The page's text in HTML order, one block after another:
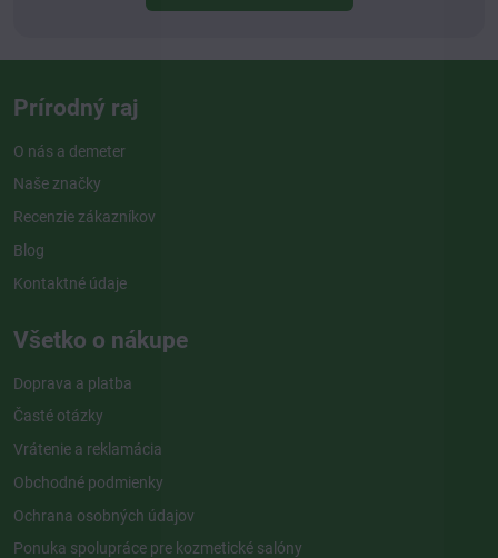
Prírodný raj
O nás a demeter
Naše značky
Recenzie zákazníkov
Blog
Kontaktné údaje
Všetko o nákupe
Doprava a platba
Časté otázky
Vrátenie a reklamácia
Obchodné podmienky
Ochrana osobných údajov
Ponuka spolupráce pre kozmetické salóny